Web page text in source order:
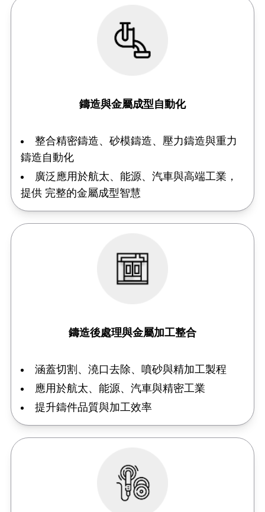
鑄造與金屬成型自動化
整合精密鑄造、砂模鑄造、壓力鑄造與重力
鑄造自動化
廣泛應用於航太、能源、汽車與高端工業，
提供 完整的金屬成型智慧
鑄造後處理與金屬加工整合
涵蓋切割、澆口去除、噴砂與精加工製程
應用於航太、能源、汽車與精密工業
提升鑄件品質與加工效率